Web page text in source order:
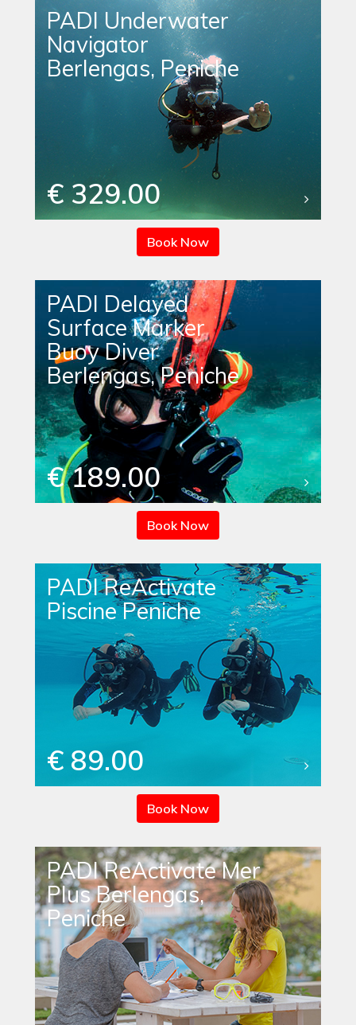
PADI Underwater
Navigator
Berlengas, Peniche
€ 329.00
Book Now
PADI Delayed
Surface Marker
Buoy Diver
Berlengas, Peniche
€ 189.00
Book Now
PADI ReActivate
Piscine Peniche
€ 89.00
Book Now
PADI ReActivate Mer
Plus Berlengas,
Peniche